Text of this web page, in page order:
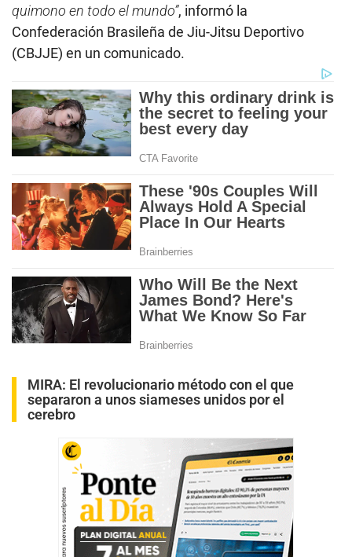
quimono en todo el mundo”, informó la
Confederación Brasileña de Jiu-Jitsu Deportivo
(CBJJE) en un comunicado.
MIRA: El revolucionario método con el que
separaron a unos siameses unidos por el
cerebro